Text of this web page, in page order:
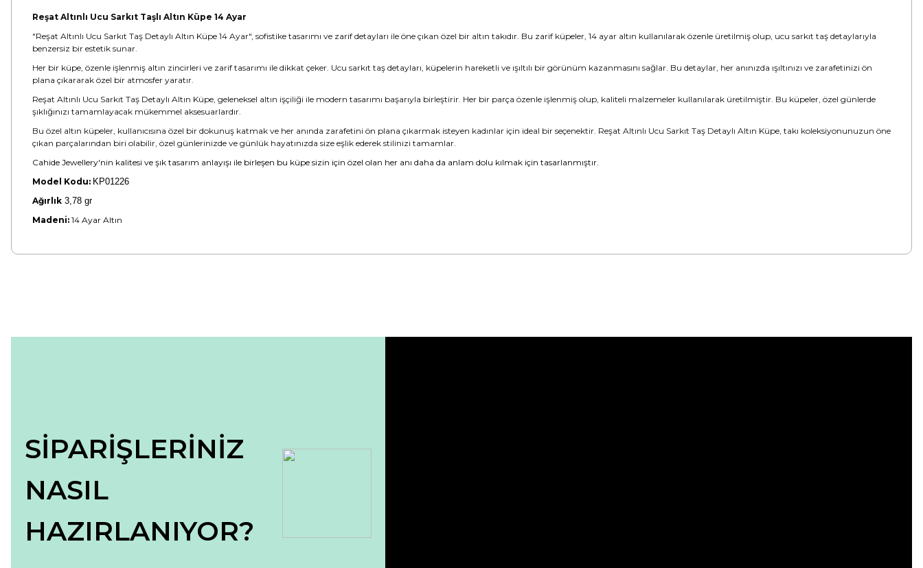
Reşat Altınlı Ucu Sarkıt Taşlı Altın Küpe 14 Ayar
"Reşat Altınlı Ucu Sarkıt Taş Detaylı Altın Küpe 14 Ayar", sofistike tasarımı ve zarif detayları ile öne çıkan özel bir altın takıdır. Bu zarif küpeler, 14 ayar altın kullanılarak özenle üretilmiş olup, ucu sarkıt taş detaylarıyla
benzersiz bir estetik sunar.
Her bir küpe, özenle işlenmiş altın zincirleri ve zarif tasarımı ile dikkat çeker. Ucu sarkıt taş detayları, küpelerin hareketli ve ışıltılı bir görünüm kazanmasını sağlar. Bu detaylar, her anınızda ışıltınızı ve zarafetinizi ön
plana çıkararak özel bir atmosfer yaratır.
Reşat Altınlı Ucu Sarkıt Taş Detaylı Altın Küpe, geleneksel altın işçiliği ile modern tasarımı başarıyla birleştirir. Her bir parça özenle işlenmiş olup, kaliteli malzemeler kullanılarak üretilmiştir. Bu küpeler, özel günlerde
şıklığınızı tamamlayacak mükemmel aksesuarlardır.
Bu özel altın küpeler, kullanıcısına özel bir dokunuş katmak ve her anında zarafetini ön plana çıkarmak isteyen kadınlar için ideal bir seçenektir. Reşat Altınlı Ucu Sarkıt Taş Detaylı Altın Küpe, takı koleksiyonunuzun öne
çıkan parçalarından biri olabilir, özel günlerinizde ve günlük hayatınızda size eşlik ederek stilinizi tamamlar.
Cahide Jewellery'nin kalitesi ve şık tasarım anlayışı ile birleşen bu küpe sizin için özel olan her anı daha da anlam dolu kılmak için tasarlanmıştır.
Model Kodu: KP01226
Ağırlık 3,78 gr
Madeni: 14 Ayar Altın
SİPARİŞLERİNİZ
NASIL
HAZIRLANIYOR?